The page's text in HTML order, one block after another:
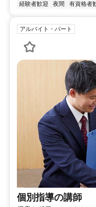
経験者歓迎
夜間 有資格者
アルバイト・パート
個別指導の講師